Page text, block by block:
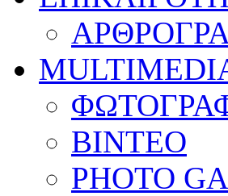
ΒΙΝΤΕΟ
PHOTO